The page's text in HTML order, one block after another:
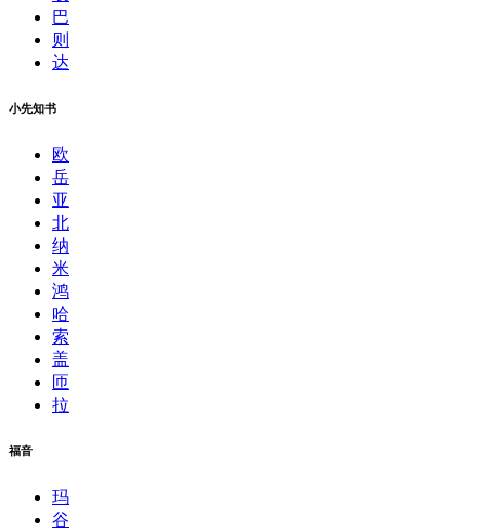
巴
则
达
小先知书
欧
岳
亚
北
纳
米
鸿
哈
索
盖
匝
拉
福音
玛
谷